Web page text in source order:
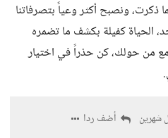
ذكرت، ونصبح أكثر وعياً بتصرفاتنا
الحياة كفيلة بكشف ما تضمره
من حولك، كن حذراً في اختيار
شهرين أضف ردا